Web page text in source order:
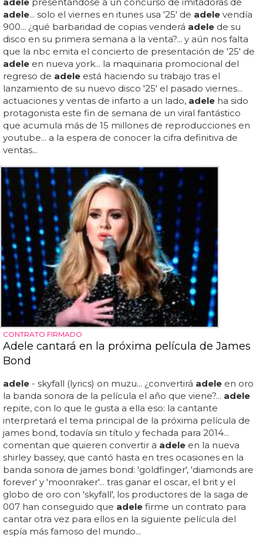
adele... solo el viernes en itunes usa '25' de adele vendía
900... ¿qué barbaridad de copias venderá adele de su
disco en su primera semana a la venta?... y aún nos falta
que la nbc emita el concierto de presentación de '25' de
adele en nueva york... la maquinaria promocional del
regreso de adele está haciendo su trabajo tras el
lanzamiento de su nuevo disco '25' el pasado viernes...
actuaciones y ventas de infarto a un lado, adele ha sido
protagonista este fin de semana de un viral fantástico
que acumula más de 15 millones de reproducciones en
youtube... a la espera de conocer la cifra definitiva de
ventas...
CONTRATO FIRMADO
Adele cantará en la próxima película de James
Bond
adele - skyfall (lyrics) on muzu... ¿convertirá adele en oro
la banda sonora de la película el año que viene?... adele
repite, con lo que le gusta a ella eso: la cantante
interpretará el tema principal de la próxima película de
james bond, todavía sin título y fechada para 2014...
comentan que quieren convertir a adele en la nueva
shirley bassey, que cantó hasta en tres ocasiones en la
banda sonora de james bond: 'goldfinger', 'diamonds are
forever' y 'moonraker'... tras ganar el oscar, el brit y el
globo de oro con 'skyfall', los productores de la saga de
007 han conseguido que adele firme un contrato para
cantar otra vez para ellos en la siguiente película del
espía más famoso del mundo...